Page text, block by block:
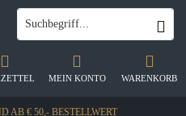
AB € 50,- BESTELLWERT
WARENKORB
MEIN KONTO